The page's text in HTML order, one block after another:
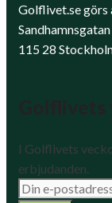
Golflivet.se görs
115 28
I Golflivets
erbjudanden.